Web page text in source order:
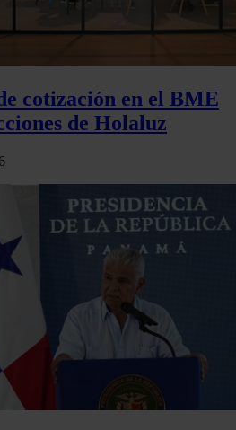
cotización en el BME
de Holaluz